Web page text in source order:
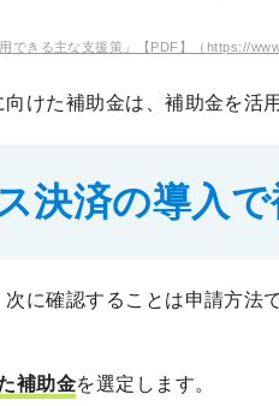
できる主な支援策」【PDF】（https://
けた補助金は、補助金を活
決済の導入で
に確認することは申請方法
補助金を選定します。